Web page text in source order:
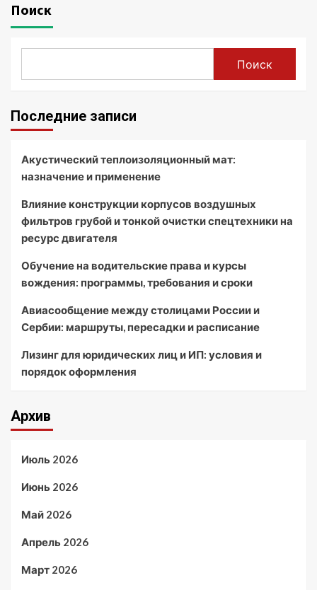
Поиск
Поиск
Последние записи
Акустический теплоизоляционный мат:
назначение и применение
Влияние конструкции корпусов воздушных
фильтров грубой и тонкой очистки спецтехники на
ресурс двигателя
Обучение на водительские права и курсы
вождения: программы, требования и сроки
Авиасообщение между столицами России и
Сербии: маршруты, пересадки и расписание
Лизинг для юридических лиц и ИП: условия и
порядок оформления
Архив
Июль 2026
Июнь 2026
Май 2026
Апрель 2026
Март 2026